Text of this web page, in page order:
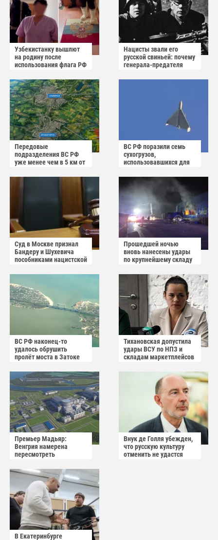
Узбекистанку вышлют
на родину после
использования флага РФ
Нацисты звали его
русской свиньей: почему
генерала-предателя
публичного суда
Передовые
подразделения ВС РФ
уже менее чем в 5 км от
Славянска
ВС РФ поразили семь
сухогрузов,
использовавшихся для
Суд в Москве признал
Бандеру и Шухевича
пособниками нацистской
Прошедшей ночью
вновь нанесены удары
по крупнейшему складу
маркетплейса Rozetka
ВС РФ наконец-то
удалось обрушить
пролёт моста в Затоке
Тихановская допустила
удары ВСУ по НПЗ и
складам маркетплейсов
Премьер Мадьяр:
Венгрия намерена
пересмотреть
АЭС "Пакш-2"
Внук де Голля убежден,
что русскую культуру
отменить не удастся
В Екатеринбурге